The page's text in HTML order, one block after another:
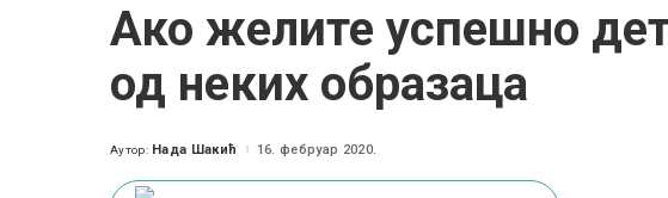
Ако желите успешно
од неких образаца
Posted
Аутор: Нада Шакић 16. фебруар 2020.